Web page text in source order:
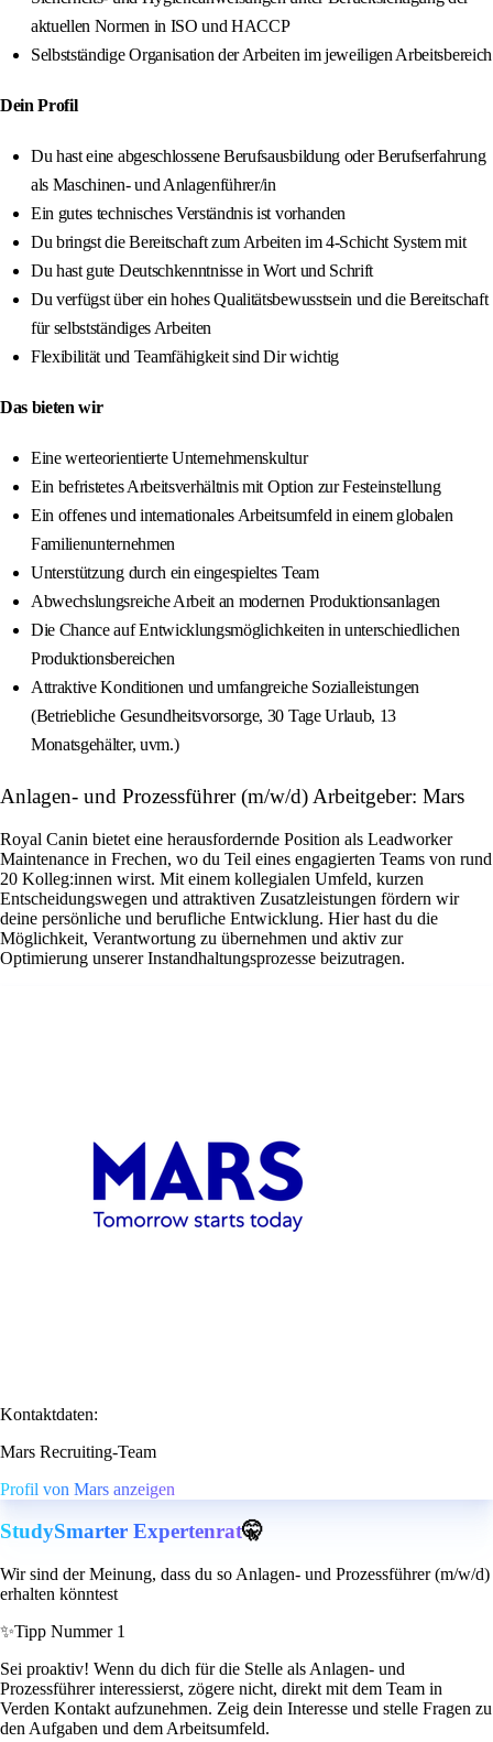
aktuellen Normen in ISO und HACCP
Selbstständige Organisation der Arbeiten im jeweiligen Arbeitsbereich
Dein Profil
Du hast eine abgeschlossene Berufsausbildung oder Berufserfahrung
als Maschinen- und Anlagenführer/in
Ein gutes technisches Verständnis ist vorhanden
Du bringst die Bereitschaft zum Arbeiten im 4-Schicht System mit
Du hast gute Deutschkenntnisse in Wort und Schrift
Du verfügst über ein hohes Qualitätsbewusstsein und die Bereitschaft
für selbstständiges Arbeiten
Flexibilität und Teamfähigkeit sind Dir wichtig
Das bieten wir
Eine werteorientierte Unternehmenskultur
Ein befristetes Arbeitsverhältnis mit Option zur Festeinstellung
Ein offenes und internationales Arbeitsumfeld in einem globalen
Familienunternehmen
Unterstützung durch ein eingespieltes Team
Abwechslungsreiche Arbeit an modernen Produktionsanlagen
Die Chance auf Entwicklungsmöglichkeiten in unterschiedlichen
Produktionsbereichen
Attraktive Konditionen und umfangreiche Sozialleistungen
(Betriebliche Gesundheitsvorsorge, 30 Tage Urlaub, 13
Monatsgehälter, uvm.)
Anlagen- und Prozessführer (m/w/d) Arbeitgeber: Mars
Royal Canin bietet eine herausfordernde Position als Leadworker
Maintenance in Frechen, wo du Teil eines engagierten Teams von rund
20 Kolleg:innen wirst. Mit einem kollegialen Umfeld, kurzen
Entscheidungswegen und attraktiven Zusatzleistungen fördern wir
deine persönliche und berufliche Entwicklung. Hier hast du die
Möglichkeit, Verantwortung zu übernehmen und aktiv zur
Optimierung unserer Instandhaltungsprozesse beizutragen.
Kontaktdaten:
Mars Recruiting-Team
Profil von Mars anzeigen
StudySmarter Expertenrat🤫
Wir sind der Meinung, dass du so Anlagen- und Prozessführer (m/w/d)
erhalten könntest
✨Tipp Nummer 1
Sei proaktiv! Wenn du dich für die Stelle als Anlagen- und
Prozessführer interessierst, zögere nicht, direkt mit dem Team in
Verden Kontakt aufzunehmen. Zeig dein Interesse und stelle Fragen zu
den Aufgaben und dem Arbeitsumfeld.